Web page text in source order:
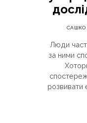
САШКО
Люди
за ними
розвивати